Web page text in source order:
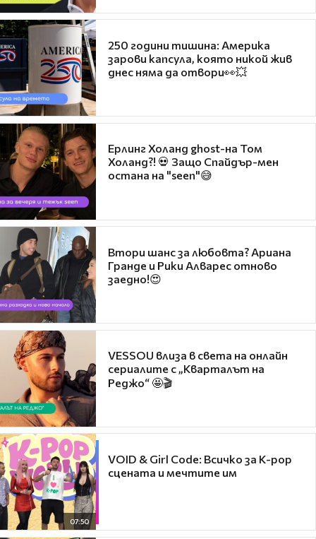
250 години тишина: Америка
зарови капсула, която никой жив
днес няма да отвори👀💥
Ерлинг Холанд ghost-на Том
Холанд?! 💀 Защо Спайдър-мен
остана на "seen"😅
Втори шанс за любовта? Ариана
Гранде и Рики Алварес отново
заедно!😍
VESSOU влиза в света на онлайн
сериалите с „Кварталът на
Реджо“ 🤩🎬
07:50
VOID & Girl Code: Всичко за K-pop
сцената и мечтите им